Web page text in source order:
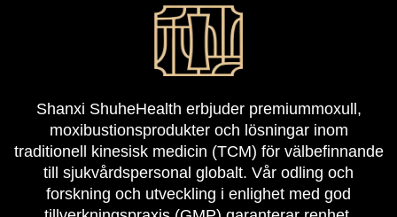
Shanxi ShuheHealth erbjuder premiummoxull,
moxibustionsprodukter och lösningar inom
traditionell kinesisk medicin (TCM) för välbefinnande
till sjukvårdspersonal globalt. Vår odling och
forskning och utveckling i enlighet med god